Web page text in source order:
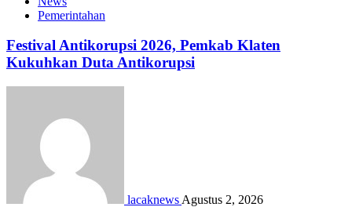
Pemerintahan
Festival Antikorupsi 2026, Pemkab Klaten
Kukuhkan Duta Antikorupsi
lacaknews Agustus 2, 2026